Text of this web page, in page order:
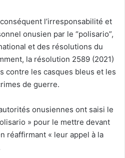
l’irresponsabilité et
onusien par le “polisario”,
et des résolutions du
la résolution 2589 (2021)
contre les casques bleus et les
de guerre.
onusiennes ont saisi le
» pour le mettre devant
réaffirmant « leur appel à la